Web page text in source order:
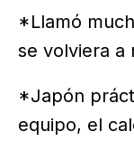
*Llamó
se volviera a
*Japón
equipo, el